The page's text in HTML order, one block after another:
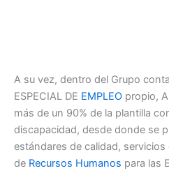
A su vez, dentro del Grupo
ESPECIAL DE EMPLEO propio,
más de un 90% de la plantilla
discapacidad, desde donde se
estándares de calidad,
de Recursos Humanos para las